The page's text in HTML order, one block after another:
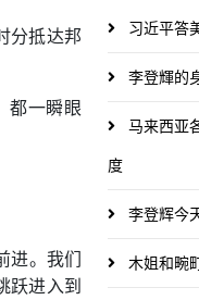
分抵达邦
都一瞬眼
进。我们
跃进入到
习近平答
李登輝的
马来西亚
度
李登辉今
木姐和畹